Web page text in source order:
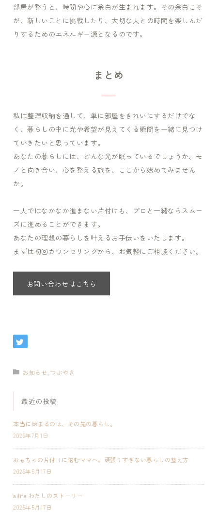
部屋が整うと、時間や心に余白が生まれます。その余白こそ
が、新しいことに挑戦したり、大切な人との時間を楽しんだ
りするためのエネルギー源となるのです。
まとめ
私は整理収納を通して、単に部屋をきれいにするだけでな
く、暮らしの中に光や希望が見えてくる瞬間を一緒に見つけ
ていきたいと思っています。
あなたの暮らしには、どんな光が眠っているでしょうか。モ
ノと向き合い、心を整える旅を、ここから始めてみません
か。
一人ではなかなか進まない片付けも、プロと一緒ならスムー
ズに進めることができます。
あなたの理想の暮らしを叶えるお手伝いをいたします。
まずは初回カウンセリングから、お気軽にご相談ください。
お問い合わせはこちら
お知らせ つぶやき
最近の投稿
本当に始まるのは、その先の暮らし。
2026年7月1日
おもちゃの片付けに悩むママへ。頑張りすぎない暮らしの整え方
2026年5月17日
ailife わたしのストーリー
2026年5月17日